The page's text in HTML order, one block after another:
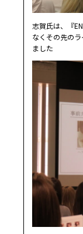
志賀氏は、『
なくその先の
ました